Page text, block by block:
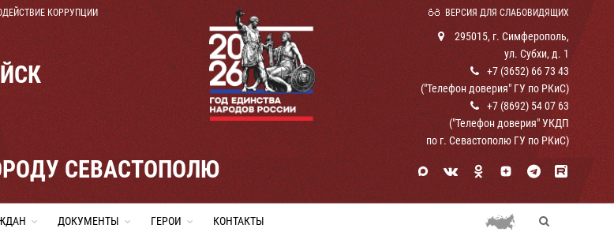
КОРРУПЦИИ ВЕРСИЯ ДЛЯ СЛАБОВИДЯЩИХ
СЕВАСТОПОЛЮ
295015, г. Симферополь,
ул. Субхи, д. 1
+7 (3652) 66 73 43
("Телефон доверия" ГУ по РКиС)
+7 (8692) 54 07 63
("Телефон доверия" УКДП
по г. Севастополю ГУ по РКиС)
ДОКУМЕНТЫ ГЕРОИ КОНТАКТЫ